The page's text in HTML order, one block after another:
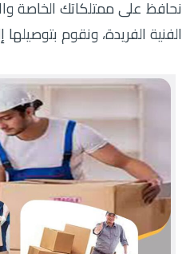
نحافظ على ممتلكاتك الخاصة
الفنية الفريدة، ونقوم